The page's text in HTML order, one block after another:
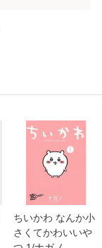
ちいかわ なんか小
さくてかわいいや